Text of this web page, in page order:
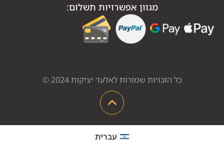
מגוון אפשרויות תשלום:
כל הזכויות שמורות לאלעד יציקות 2024 ©
עברית